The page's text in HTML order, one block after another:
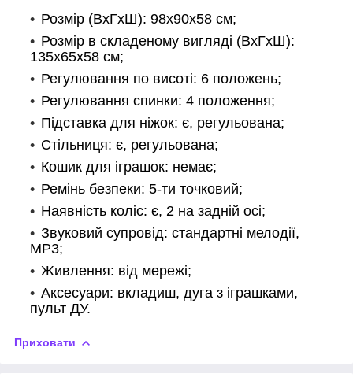
Розмір (ВхГхШ): 98x90x58 см;
Розмір в складеному вигляді (ВхГхШ):
135x65x58 см;
Регулювання по висоті: 6 положень;
Регулювання спинки: 4 положення;
Підставка для ніжок: є, регульована;
Стільниця: є, регульована;
Кошик для іграшок: немає;
Ремінь безпеки: 5-ти точковий;
Наявність коліс: є, 2 на задній осі;
Звуковий супровід: стандартні мелодії,
МР3;
Живлення: від мережі;
Аксесуари: вкладиш, дуга з іграшками,
пульт ДУ.
Приховати